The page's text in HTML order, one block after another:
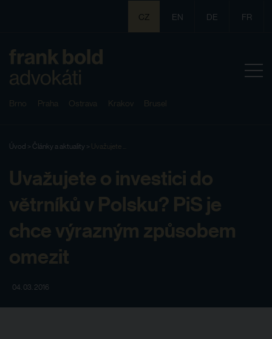
CZ EN DE FR
Brno Praha Ostrava Krakov Brusel
Úvod > Články a aktuality > Uvažujete ...
Uvažujete o investici do
větrníků v Polsku? PiS je
chce výrazným způsobem
omezit
04. 03. 2016